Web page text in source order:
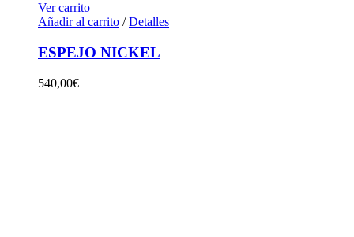
Ver carrito
Añadir al carrito / Detalles
ESPEJO NICKEL
540,00€